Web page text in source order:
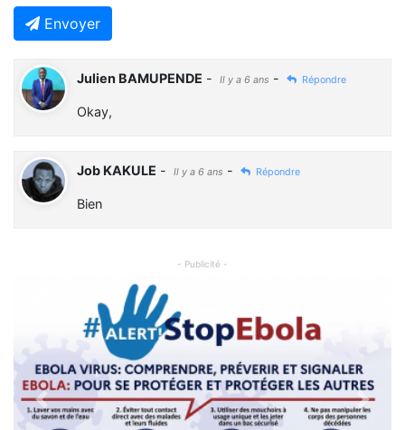
Envoyer
Julien BAMUPENDE - Il y a 6 ans - Répondre
Okay,
Job KAKULE - Il y a 6 ans - Répondre
Bien
- Publicité -
Previous Next